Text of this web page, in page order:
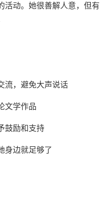
活动。她很善解人意，但有
流，避免大声说话
文学作品
鼓励和支持
身边就足够了